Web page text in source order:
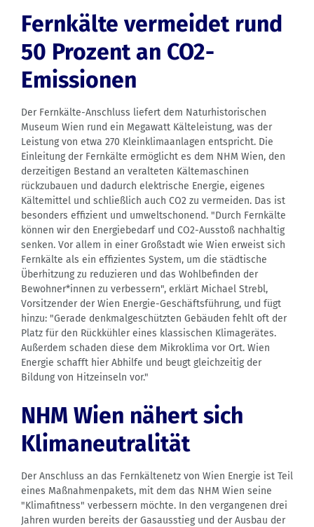
Fernkälte vermeidet rund
50 Prozent an CO2-
Emissionen
Der Fernkälte-Anschluss liefert dem Naturhistorischen
Museum Wien rund ein Megawatt Kälteleistung, was der
Leistung von etwa 270 Kleinklimaanlagen entspricht. Die
Einleitung der Fernkälte ermöglicht es dem NHM Wien, den
derzeitigen Bestand an veralteten Kältemaschinen
rückzubauen und dadurch elektrische Energie, eigenes
Kältemittel und schließlich auch CO2 zu vermeiden. Das ist
besonders effizient und umweltschonend. "Durch Fernkälte
können wir den Energiebedarf und CO2-Ausstoß nachhaltig
senken. Vor allem in einer Großstadt wie Wien erweist sich
Fernkälte als ein effizientes System, um die städtische
Überhitzung zu reduzieren und das Wohlbefinden der
Bewohner*innen zu verbessern", erklärt Michael Strebl,
Vorsitzender der Wien Energie-Geschäftsführung, und fügt
hinzu: "Gerade denkmalgeschützten Gebäuden fehlt oft der
Platz für den Rückkühler eines klassischen Klimagerätes.
Außerdem schaden diese dem Mikroklima vor Ort. Wien
Energie schafft hier Abhilfe und beugt gleichzeitig der
Bildung von Hitzeinseln vor."
NHM Wien nähert sich
Klimaneutralität
Der Anschluss an das Fernkältenetz von Wien Energie ist Teil
eines Maßnahmenpakets, mit dem das NHM Wien seine
"Klimafitness" verbessern möchte. In den vergangenen drei
Jahren wurden bereits der Gasausstieg und der Ausbau der